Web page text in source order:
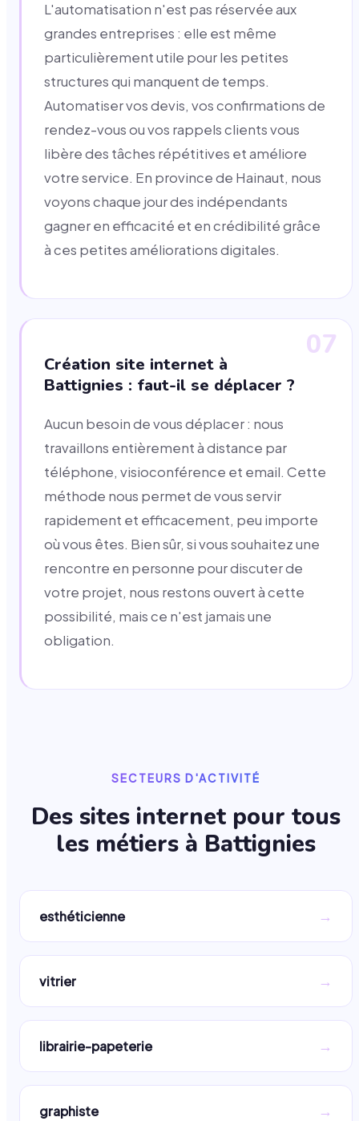
L'automatisation n'est pas réservée aux
grandes entreprises : elle est même
particulièrement utile pour les petites
structures qui manquent de temps.
Automatiser vos devis, vos confirmations de
rendez-vous ou vos rappels clients vous
libère des tâches répétitives et améliore
votre service. En province de Hainaut, nous
voyons chaque jour des indépendants
gagner en efficacité et en crédibilité grâce
à ces petites améliorations digitales.
07
Création site internet à
Battignies : faut-il se déplacer ?
Aucun besoin de vous déplacer : nous
travaillons entièrement à distance par
téléphone, visioconférence et email. Cette
méthode nous permet de vous servir
rapidement et efficacement, peu importe
où vous êtes. Bien sûr, si vous souhaitez une
rencontre en personne pour discuter de
votre projet, nous restons ouvert à cette
possibilité, mais ce n'est jamais une
obligation.
SECTEURS D'ACTIVITÉ
Des sites internet pour tous
les métiers à Battignies
esthéticienne →
vitrier →
librairie-papeterie →
graphiste →